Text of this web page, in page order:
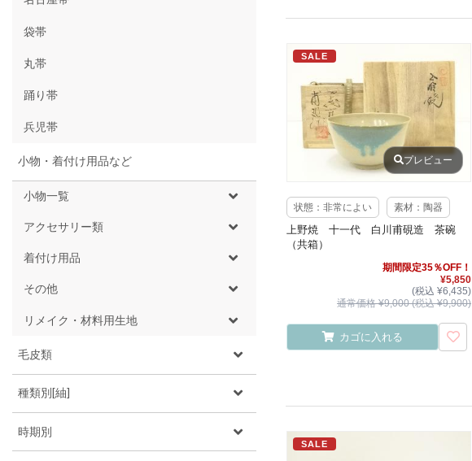
袋帯
丸帯
踊り帯
兵児帯
小物・着付け用品など
小物一覧
アクセサリー類
着付け用品
その他
リメイク・材料用生地
毛皮類
種類別[紬]
時期別
SALE
プレビュー
状態：非常によい 素材：陶器
上野焼 十一代 白川甫硯造 茶碗
（共箱）
期間限定35％OFF！
¥5,850
(税込 ¥6,435)
通常価格 ¥9,000 (税込 ¥9,900)
カゴに入れる
SALE